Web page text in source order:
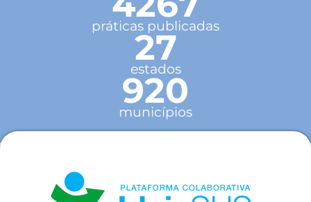
práticas publicadas
27
estados
920
municípios